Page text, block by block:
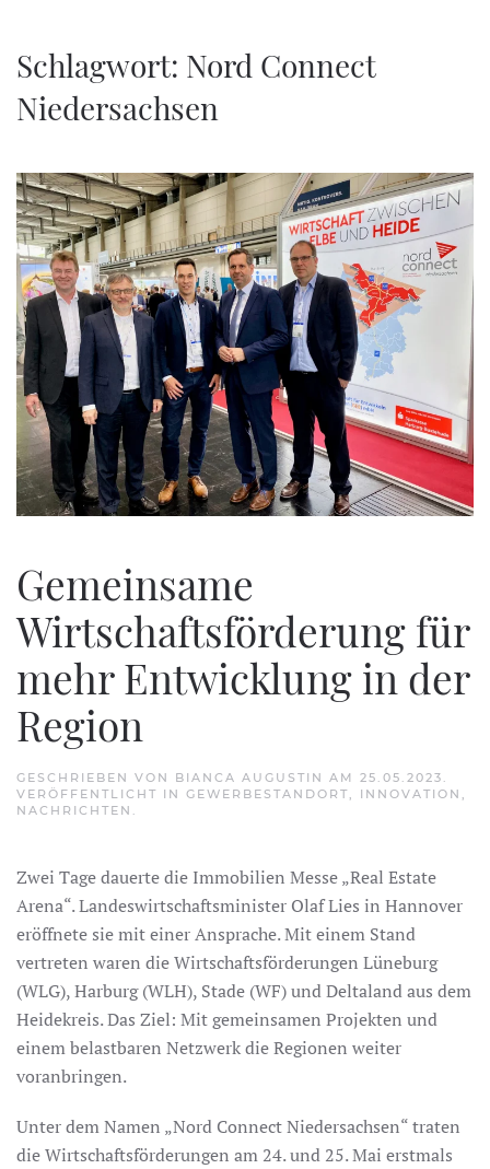
Zum Hauptinhalt springen
Schlagwort: Nord Connect
Niedersachsen
Gemeinsame
Wirtschaftsförderung für
mehr Entwicklung in der
Region
GESCHRIEBEN VON BIANCA AUGUSTIN AM 25.05.2023
VERÖFFENTLICHT IN GEWERBESTANDORT INNOVATION
NACHRICHTEN
Zwei Tage dauerte die Immobilien Messe „Real Estate
Arena“. Landeswirtschaftsminister Olaf Lies in Hannover
eröffnete sie mit einer Ansprache. Mit einem Stand
vertreten waren die Wirtschaftsförderungen Lüneburg
(WLG), Harburg (WLH), Stade (WF) und Deltaland aus dem
Heidekreis. Das Ziel: Mit gemeinsamen Projekten und
einem belastbaren Netzwerk die Regionen weiter
voranbringen.
Unter dem Namen „Nord Connect Niedersachsen“ traten
die Wirtschaftsförderungen am 24. und 25. Mai erstmals